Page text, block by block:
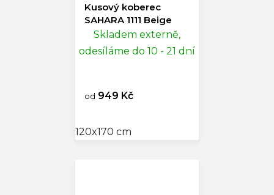
Kusový koberec
SAHARA 1111 Beige
Skladem externě,
odesíláme do 10 - 21 dní
od 949 Kč
120x170 cm